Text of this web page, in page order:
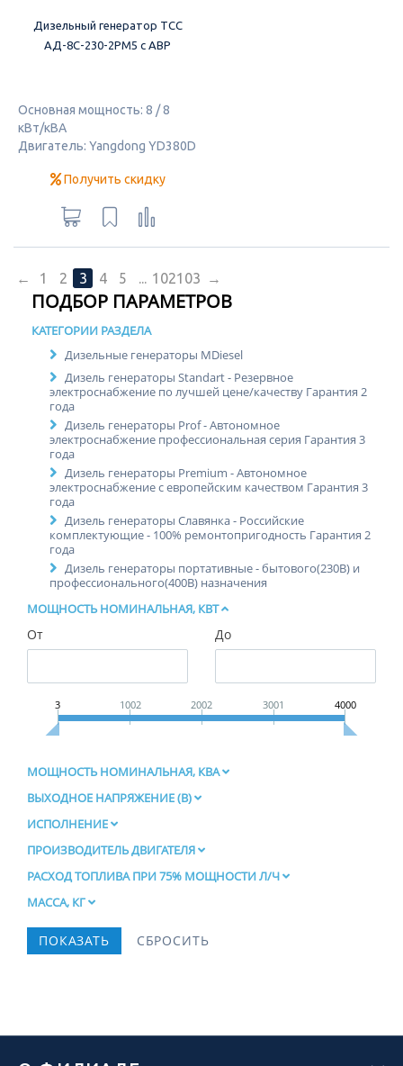
Дизельный генератор ТСС
АД-8С-230-2РМ5 с АВР
Основная мощность: 8 / 8
кВт/кВА
Двигатель: Yangdong YD380D
Получить скидку
← 1 2 3 4 5 ... 102103 →
ПОДБОР ПАРАМЕТРОВ
КАТЕГОРИИ РАЗДЕЛА
Дизельные генераторы MDiesel
Дизель генераторы Standart - Резервное
электроснабжение по лучшей цене/качеству Гарантия 2
года
Дизель генераторы Prof - Автономное
электроснабжение профессиональная серия Гарантия 3
года
Дизель генераторы Premium - Автономное
электроснабжение с европейским качеством Гарантия 3
года
Дизель генераторы Славянка - Российские
комплектующие - 100% ремонтопригодность Гарантия 2
года
Дизель генераторы портативные - бытового(230В) и
профессионального(400В) назначения
МОЩНОСТЬ НОМИНАЛЬНАЯ, КВТ
От До
3 1002 2002 3001 4000
МОЩНОСТЬ НОМИНАЛЬНАЯ, КВА
ВЫХОДНОЕ НАПРЯЖЕНИЕ (В)
ИСПОЛНЕНИЕ
ПРОИЗВОДИТЕЛЬ ДВИГАТЕЛЯ
РАСХОД ТОПЛИВА ПРИ 75% МОЩНОСТИ Л/Ч
МАССА, КГ